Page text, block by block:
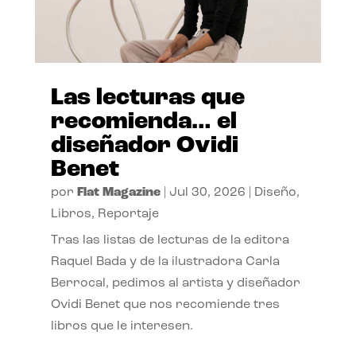
Las lecturas que
recomienda… el
diseñador Ovidi
Benet
por Flat Magazine| Jul 30, 2026 Diseño,
Libros, Reportaje
Tras las listas de lecturas de la editora
Raquel Bada y de la ilustradora Carla
Berrocal, pedimos al artista y diseñador
Ovidi Benet que nos recomiende tres
libros que le interesen.